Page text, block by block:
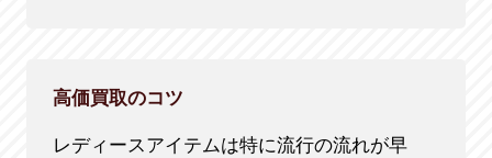
高価買取のコツ
レディースアイテムは特に流行の流れが早